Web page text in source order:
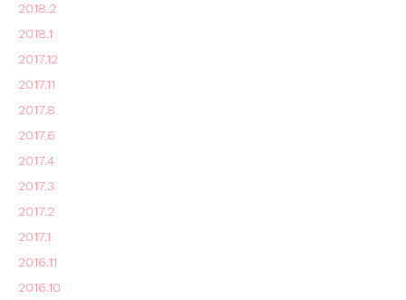
2018.2
2018.1
2017.12
2017.11
2017.8
2017.6
2017.4
2017.3
2017.2
2017.1
2016.11
2016.10